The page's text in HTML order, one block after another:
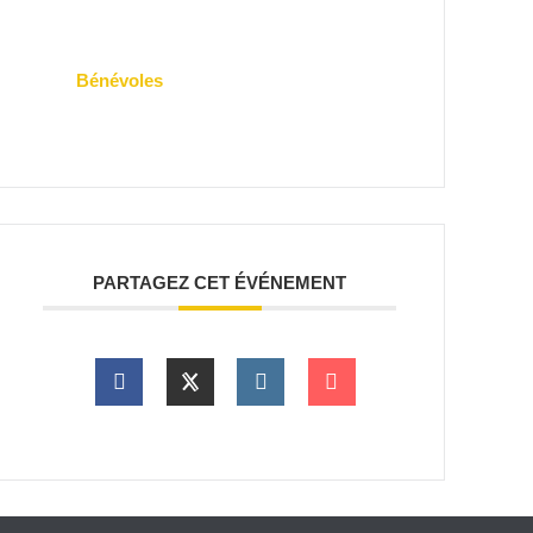
Bénévoles
PARTAGEZ CET ÉVÉNEMENT